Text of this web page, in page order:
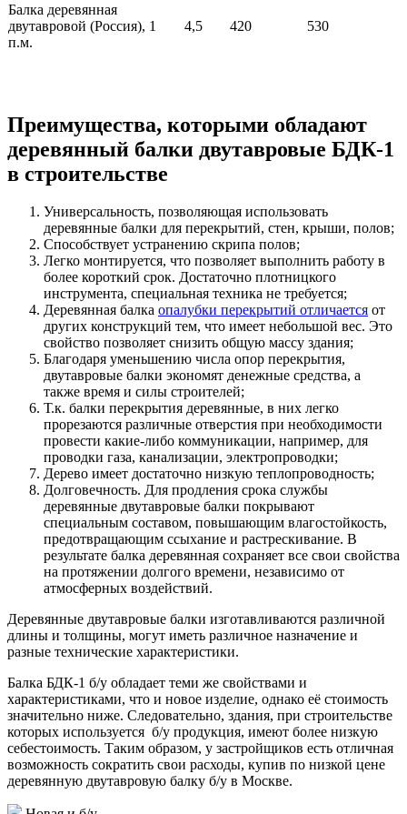
Балка деревянная
двутавровой (Россия), 1
п.м.
4,5 420 530
Преимущества, которыми обладают
деревянный балки двутавровые БДК-1
в строительстве
Универсальность, позволяющая использовать
деревянные балки для перекрытий, стен, крыши, полов;
Способствует устранению скрипа полов;
Легко монтируется, что позволяет выполнить работу в
более короткий срок. Достаточно плотницкого
инструмента, специальная техника не требуется;
Деревянная балка опалубки перекрытий отличается от
других конструкций тем, что имеет небольшой вес. Это
свойство позволяет снизить общую массу здания;
Благодаря уменьшению числа опор перекрытия,
двутавровые балки экономят денежные средства, а
также время и силы строителей;
Т.к. балки перекрытия деревянные, в них легко
прорезаются различные отверстия при необходимости
провести какие-либо коммуникации, например, для
проводки газа, канализации, электропроводки;
Дерево имеет достаточно низкую теплопроводность;
Долговечность. Для продления срока службы
деревянные двутавровые балки покрывают
специальным составом, повышающим влагостойкость,
предотвращающим ссыхание и растрескивание. В
результате балка деревянная сохраняет все свои свойства
на протяжении долгого времени, независимо от
атмосферных воздействий.
Деревянные двутавровые балки изготавливаются различной
длины и толщины, могут иметь различное назначение и
разные технические характеристики.
Балка БДК-1 б/у обладает теми же свойствами и
характеристиками, что и новое изделие, однако её стоимость
значительно ниже. Следовательно, здания, при строительстве
которых используется б/у продукция, имеют более низкую
себестоимость. Таким образом, у застройщиков есть отличная
возможность сократить свои расходы, купив по низкой цене
деревянную двутавровую балку б/у в Москве.